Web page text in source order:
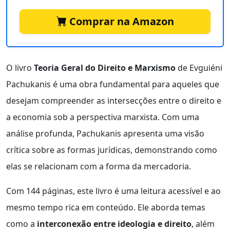
Comprar na Amazon
O livro Teoria Geral do Direito e Marxismode Evguiéni
Pachukanis é uma obra fundamental para aqueles que
desejam compreender as intersecções entre o direito e
a economia sob a perspectiva marxista. Com uma
análise profunda, Pachukanis apresenta uma visão
crítica sobre as formas jurídicas, demonstrando como
elas se relacionam com a forma da mercadoria.
Com 144 páginas, este livro é uma leitura acessível e ao
mesmo tempo rica em conteúdo. Ele aborda temas
como a interconexão entre ideologia e direito, além